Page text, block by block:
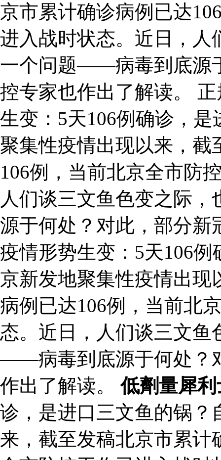
京市累计确诊病例已达
进入战时状态。近日，人
一个问题——病毒到底源
控专家也作出了解读。
生变：5天106例确诊，
聚集性疫情出现以来，截
106例，当前北京全市防
人们谈三文鱼色变之际
源于何处？对此，部分新
疫情形势生变：5天106
京新发地聚集性疫情出现
病例已达106例，当前北
态。近日，人们谈三文
——病毒到底源于何处？
作出了解读。低劑量犀利
诊，是进口三文鱼的锅？
来，截至发稿北京市累计